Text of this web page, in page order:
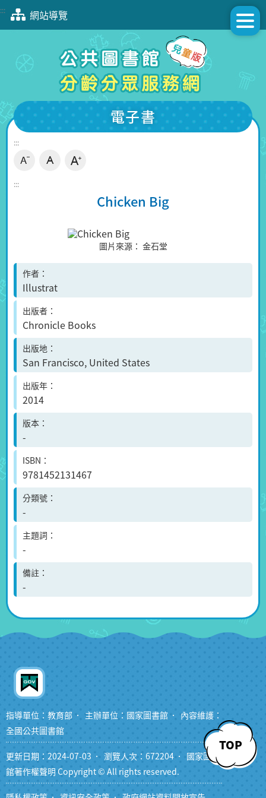
跳
塊
::: 網站導覽
電子書
:::
:::
Chicken Big
圖片來源： 金石堂
作者
Illustrat
出版者
Chronicle Books
出版地
San Francisco, United States
出版年
2014
版本
-
ISBN
9781452131467
分類號
-
主題詞
-
備註
-
TOP
指導單位：教育部 主辦單位：國家圖書館
內容維護：
全國公共圖書館
更新日期：2024-07-03 瀏覽人次：672204
國家圖書
館著作權聲明 Copyright © All rights reserved.